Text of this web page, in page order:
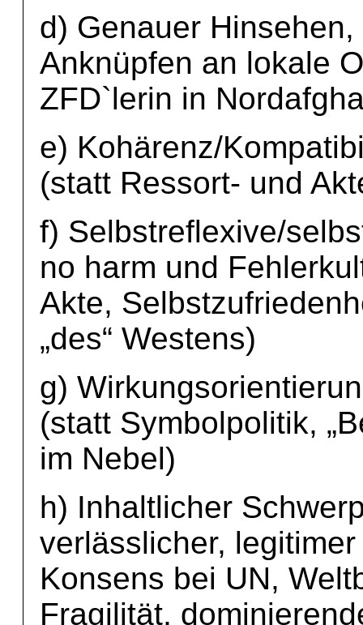
d) Genauer
Anknüpfen an lokale
ZFD`lerin in
e) Kohärenz/
(statt Ressort- und
f) Selbstreflexive/
no harm und
Akte,
„des“ Westens)
g)
(statt Symbolpolitik,
im Nebel)
h) Inhaltlicher
verlässlicher,
Konsens bei UN,
Fragilität,